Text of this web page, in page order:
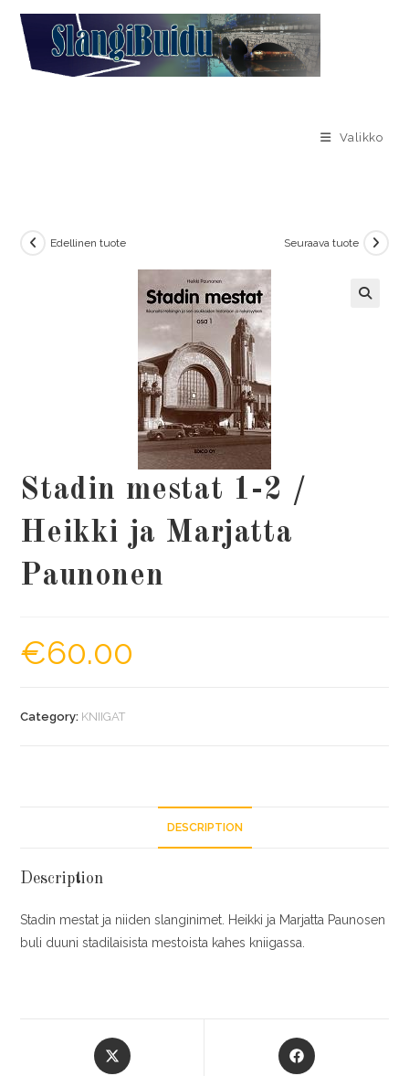
Valikko
Edellinen tuote Seuraava tuote
Stadin mestat 1-2 /
Heikki ja Marjatta
Paunonen
€60.00
Category: KNIIGAT
DESCRIPTION
Description
Stadin mestat ja niiden slanginimet. Heikki ja Marjatta Paunosen
buli duuni stadilaisista mestoista kahes kniigassa.